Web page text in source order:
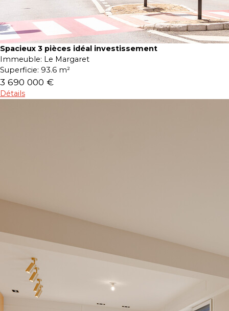
Spacieux 3 pièces idéal investissement
Immeuble: Le Margaret
Superficie: 93.6 m²
3 690 000 €
Détails